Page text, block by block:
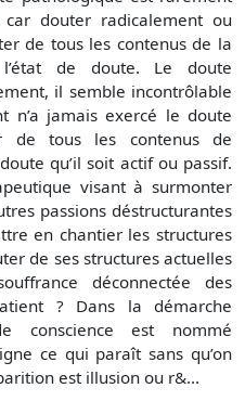
douter radicalement ou
de tous les contenus de la
de doute. Le doute
il semble incontrôlable
n’a jamais exercé le doute
de tous les contenus de
qu’il soit actif ou passif.
visant à surmonter
passions déstructurantes
en chantier les structures
de ses structures actuelles
déconnectée des
? Dans la démarche
conscience est nommé
ce qui paraît sans qu’on
est illusion ou r&...